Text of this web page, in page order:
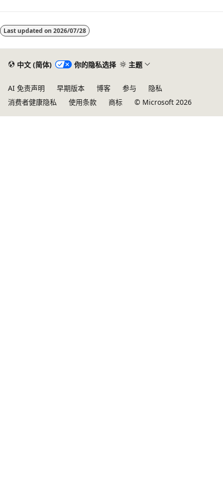
Last updated on 2026/07/28
中文 (简体) 你的隐私选择 主题
AI 免责声明 早期版本 博客 参与
隐私
消费者健康隐私
使用条款 商标 © Microsoft 2026